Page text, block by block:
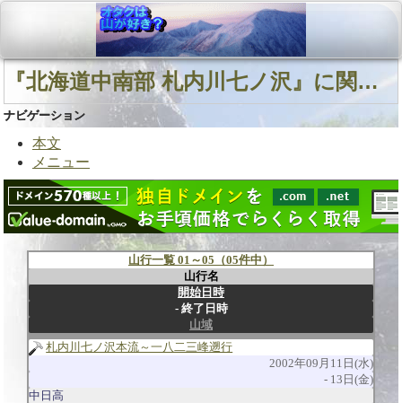
『北海道中南部 札内川七ノ沢』に関連する山行
ナビゲーション
本文
メニュー
山行一覧 01～05（05件中）
山行名
開始日時
終了日時
山域
札内川七ノ沢本流～一八二三峰遡行
2002年09月11日(水)
13日(金)
中日高